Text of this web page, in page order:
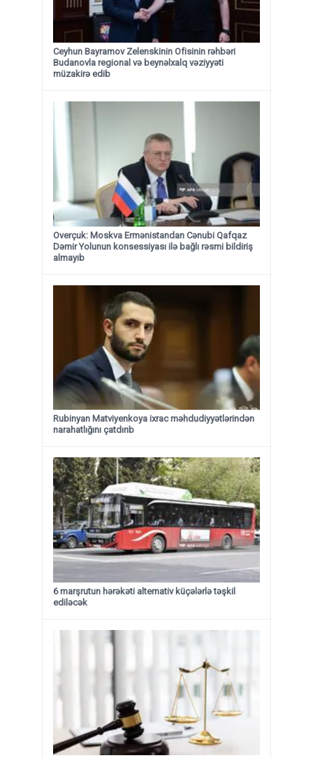
Ceyhun Bayramov Zelenskinin Ofisinin rəhbəri
Budanovla regional və beynəlxalq vəziyyəti
müzakirə edib
Overçuk: Moskva Ermənistandan Cənubi Qafqaz
Dəmir Yolunun konsessiyası ilə bağlı rəsmi bildiriş
almayıb
Rubinyan Matviyenkoya ixrac məhdudiyyətlərindən
narahatlığını çatdırıb
6 marşrutun hərəkəti alternativ küçələrlə təşkil
ediləcək